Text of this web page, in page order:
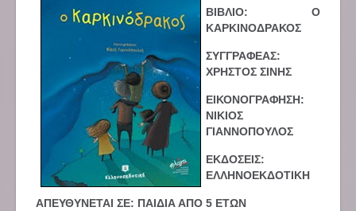
ΒΙΒΛΙΟ: Ο
ΚΑΡΚΙΝΟΔΡΑΚΟΣ
ΣΥΓΓΡΑΦΕΑΣ:
ΧΡΗΣΤΟΣ ΣΙΝΗΣ
ΕΙΚΟΝΟΓΡΑΦΗΣΗ:
ΝΙΚΙΟΣ
ΓΙΑΝΝΟΠΟΥΛΟΣ
ΕΚΔΟΣΕΙΣ:
ΕΛΛΗΝΟΕΚΔΟΤΙΚΗ
ΑΠΕΥΘΥΝΕΤΑΙ ΣΕ: ΠΑΙΔΙΑ ΑΠΟ 5 ΕΤΩΝ